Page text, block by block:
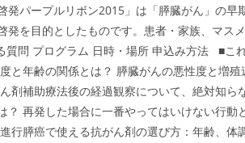
発パープルリボン2015」は「膵臓がん」の
発を目的としたものです。患者・家族、マス
問 プログラム 日時・場所 申込み方法 ■こ
と年齢の関係とは？ 膵臓がんの悪性度と増
剤補助療法後の経過観察について、絶対知
？ 再発した場合に一番やってはいけない行
行膵癌で使える抗がん剤の選び方：年齢、